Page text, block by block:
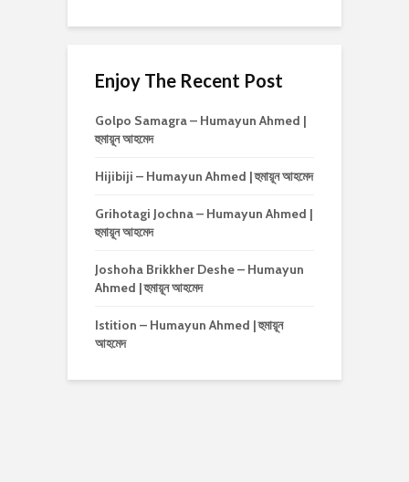
Enjoy The Recent Post
Golpo Samagra – Humayun Ahmed |
হুমায়ূন আহমেদ
Hijibiji – Humayun Ahmed | হুমায়ূন আহমেদ
Grihotagi Jochna – Humayun Ahmed |
হুমায়ূন আহমেদ
Joshoha Brikkher Deshe – Humayun
Ahmed | হুমায়ূন আহমেদ
Istition – Humayun Ahmed | হুমায়ূন
আহমেদ